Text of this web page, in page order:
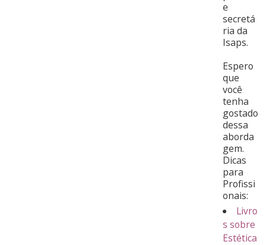
e
secretá
ria da
Isaps.
Espero
que
você
tenha
gostado
dessa
aborda
gem.
Dicas
para
Profissi
onais:
Livro
s sobre
Estética